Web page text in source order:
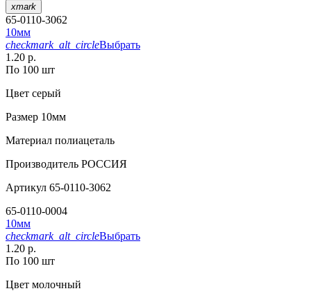
xmark
65-0110-3062
10мм
checkmark_alt_circleВыбрать
1.20 р.
По 100 шт
Цвет серый
Размер 10мм
Материал полиацеталь
Производитель РОССИЯ
Артикул 65-0110-3062
65-0110-0004
10мм
checkmark_alt_circleВыбрать
1.20 р.
По 100 шт
Цвет молочный